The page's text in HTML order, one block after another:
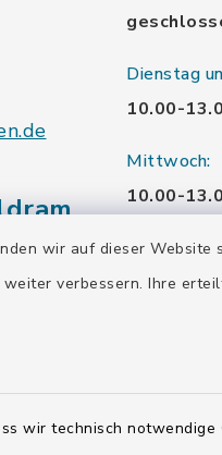
wir auf dieser
verbessern. Ihre
wir technisch
Dienstag
10.00-
Mittwoch:
10.00-
15.00-
Freitag: